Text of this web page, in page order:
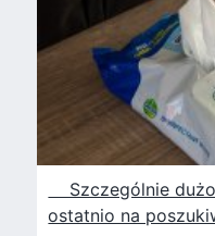
Szczególnie
ostatnio na